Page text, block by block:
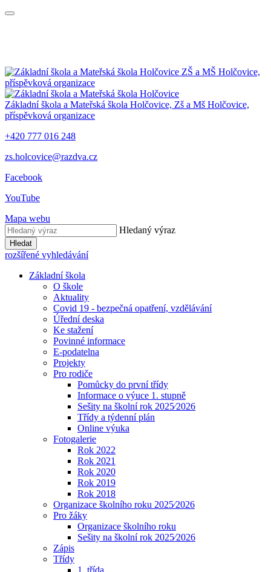
ZŠ a MŠ Holčovice,
příspěvková organizace
Základní škola a Mateřská škola Holčovice, Zš a Mš Holčovice,
příspěvková organizace
+420 777 016 248
zs.holcovice@razdva.cz
Facebook
YouTube
Mapa webu
Hledaný výraz
Hledat
rozšířené vyhledávání
Základní škola
O škole
Aktuality
Covid 19 - bezpečná opatření, vzdělávání
Úřední deska
Ke stažení
Povinné informace
E-podatelna
Projekty
Pro rodiče
Pomůcky do první třídy
Informace o výuce 1. stupně
Sešity na školní rok 2025⁄2026
Třídy a týdenní plán
Online výuka
Fotogalerie
Rok 2022
Rok 2021
Rok 2020
Rok 2019
Rok 2018
Organizace školního roku 2025⁄2026
Pro žáky
Organizace školního roku
Sešity na školní rok 2025⁄2026
Zápis
Třídy
1. třída